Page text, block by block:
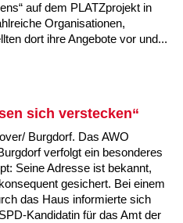
Weg
Feld “Deisterspatzen”
/ Familienzentrum
/
auf dem PLATZprojekt in
Organisationen,
dort ihre Angebote vor und...
sich verstecken“
Burgdorf. Das AWO
verfolgt ein besonderes
Seine Adresse ist bekannt,
gesichert. Bei einem
das Haus informierte sich
Kandidatin für das Amt der